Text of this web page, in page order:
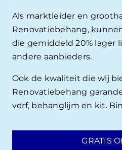
Als marktleider en
Renovatiebehang,
die gemiddeld 20% lager
andere aanbieders.
Ook de kwaliteit die wij
Renovatiebehang
verf, behanglijm en kit.
GRATIS